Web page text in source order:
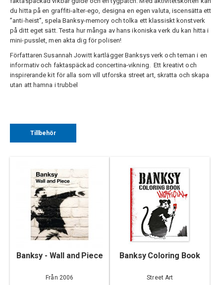
du hitta på en graffiti-alter-ego, designa en egen valuta, iscensätta ett
”anti-heist”, spela Banksy-memory och tolka ett klassiskt konstverk
på ditt eget sätt. Testa hur många av hans ikoniska verk du kan hitta i
mini-pusslet, men akta dig för polisen!
Författaren Susannah Jowitt kartlägger Banksys verk och teman i en
informativ och faktaspäckad concertina-vikning. Ett kreativt och
inspirerande kit för alla som vill utforska street art, skratta och skapa
utan att hamna i trubbel
Tillbehör
Banksy - Wall and Piece
Från 2006
Banksy Coloring Book
Street Art